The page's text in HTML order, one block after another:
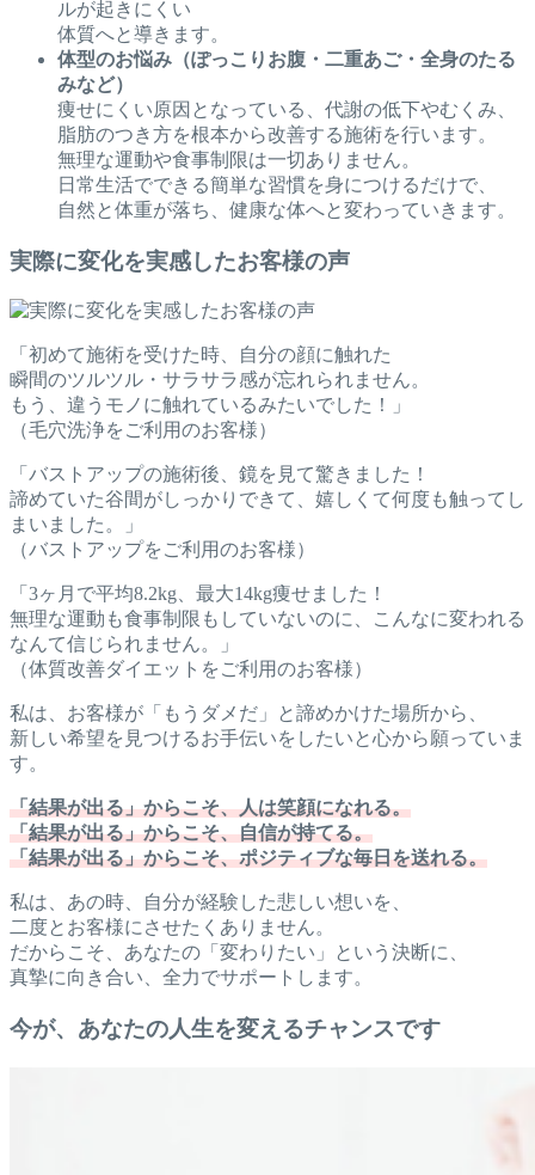
ルが起きにくい
体質へと導きます。
体型のお悩み（ぽっこりお腹・二重あご・全身のたる
みなど）
痩せにくい原因となっている、代謝の低下やむくみ、
脂肪のつき方を根本から改善する施術を行います。
無理な運動や食事制限は一切ありません。
日常生活でできる簡単な習慣を身につけるだけで、
自然と体重が落ち、健康な体へと変わっていきます。
実際に変化を実感したお客様の声
「初めて施術を受けた時、自分の顔に触れた
瞬間のツルツル・サラサラ感が忘れられません。
もう、違うモノに触れているみたいでした！」
（毛穴洗浄をご利用のお客様）
「バストアップの施術後、鏡を見て驚きました！
諦めていた谷間がしっかりできて、嬉しくて何度も触ってし
まいました。」
（バストアップをご利用のお客様）
「3ヶ月で平均8.2kg、最大14kg痩せました！
無理な運動も食事制限もしていないのに、こんなに変われる
なんて信じられません。」
（体質改善ダイエットをご利用のお客様）
私は、お客様が「もうダメだ」と諦めかけた場所から、
新しい希望を見つけるお手伝いをしたいと心から願っていま
す。
「結果が出る」からこそ、人は笑顔になれる。
「結果が出る」からこそ、自信が持てる。
「結果が出る」からこそ、ポジティブな毎日を送れる。
私は、あの時、自分が経験した悲しい想いを、
二度とお客様にさせたくありません。
だからこそ、あなたの「変わりたい」という決断に、
真摯に向き合い、全力でサポートします。
今が、あなたの人生を変えるチャンスです